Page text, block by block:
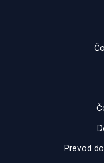
Prevod